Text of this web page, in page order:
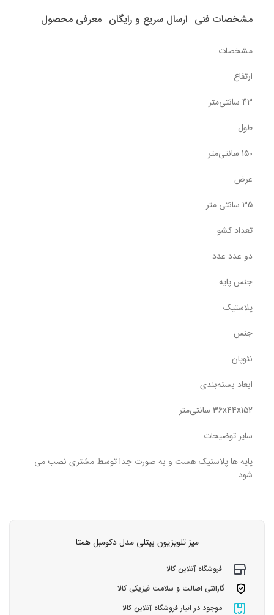
مشخصات فنی ارسال سریع و رایگان معرفی محصول
مشخصات
ارتفاع
43 سانتی‌متر
طول
150 سانتی‌متر
عرض
35 سانتی متر
تعداد کشو
دو عدد عدد
جنس پایه
پلاستیک
جنس
نئوپان
ابعاد بسته‌بندی
36x44x152 سانتی‌متر
سایر توضیحات
پایه ها پلاستیک هست و به صورت جدا توسط مشتری نصب می
شود
میز تلویزیون بیتلی مدل دکومبل همتا
فروشگاه آنلاین کالا
گارانتی اصالت و سلامت فیزیکی کالا
موجود در انبار فروشگاه آنلاین کالا